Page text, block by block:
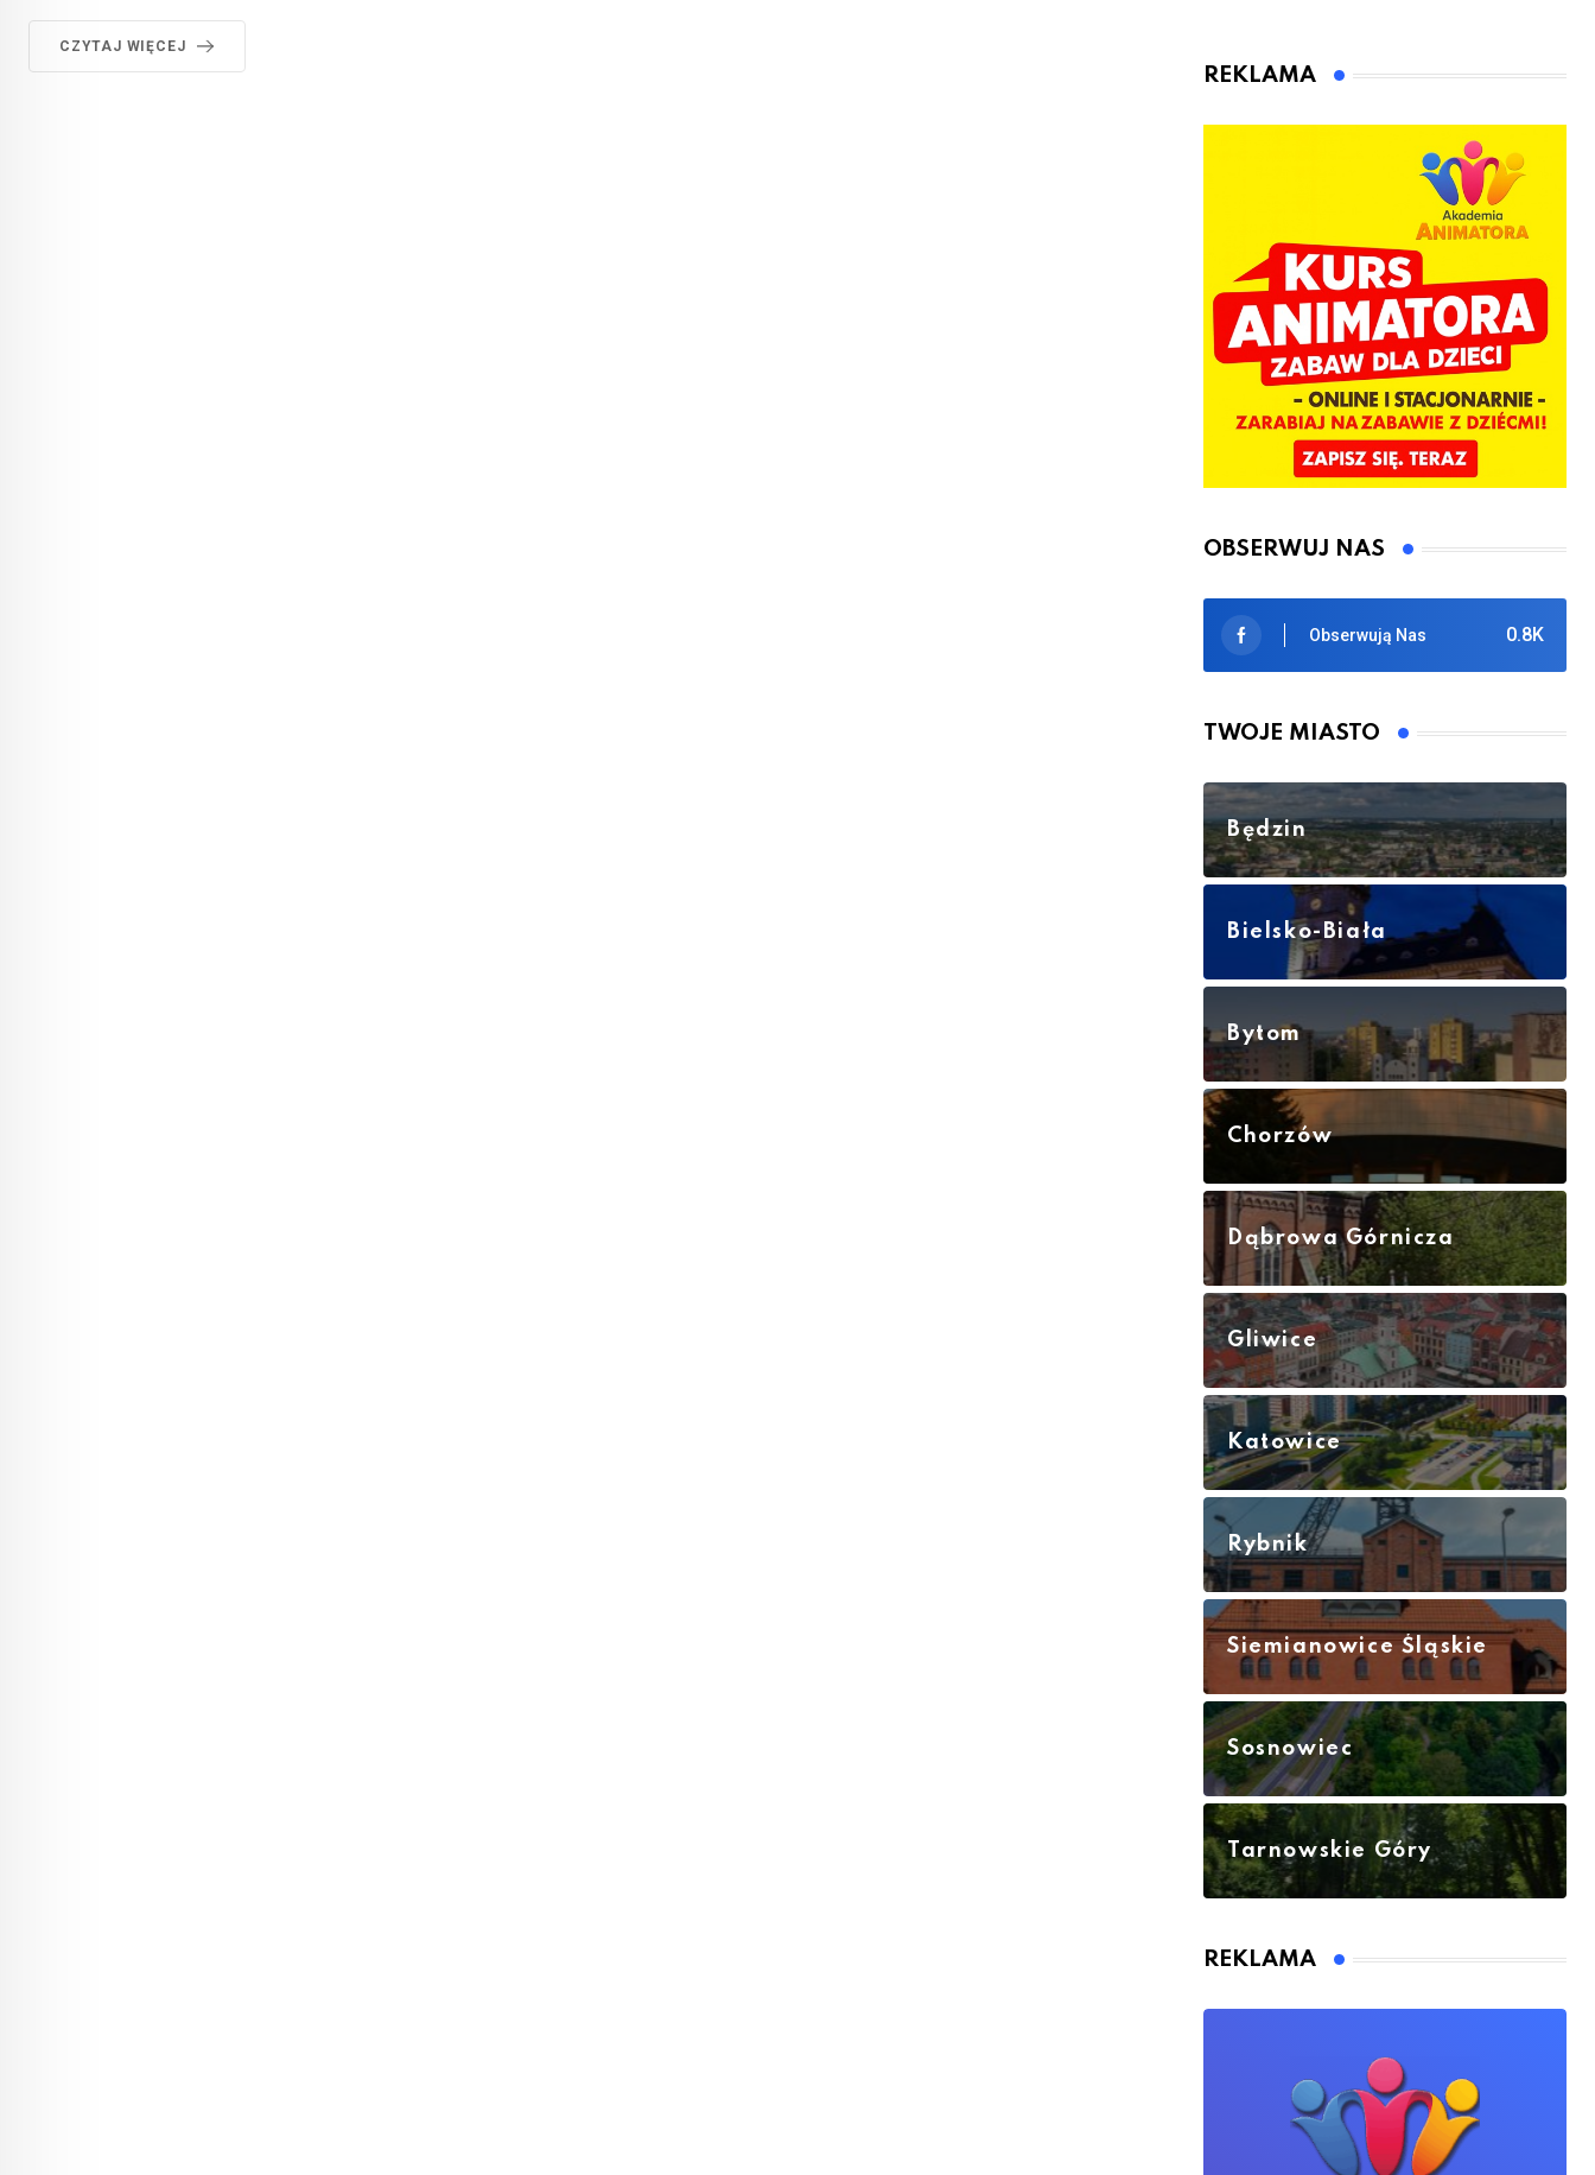
CZYTAJ WIĘCEJ
animatora
REKLAMA
OBSERWUJ NAS
0.8K
Obserwują Nas
TWOJE MIASTO
Będzin
Bielsko-Biała
Bytom
Chorzów
Dąbrowa Górnicza
Gliwice
Katowice
Rybnik
Siemianowice Śląskie
Sosnowiec
Tarnowskie Góry
REKLAMA